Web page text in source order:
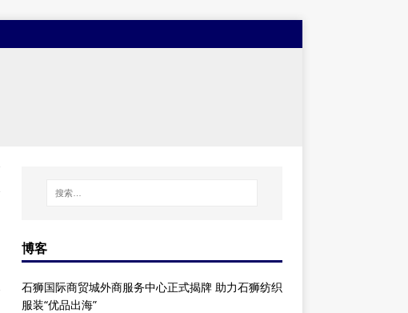
博客
石狮国际商贸城外商服务中心正式揭牌 助力石狮纺织
服装“优品出海”